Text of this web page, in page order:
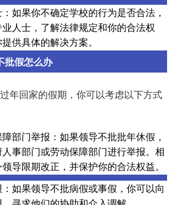
如果你不确定学校的行为是否合法，
人士，了解法律规定和你的合法权
供具体的解决方案。
批假怎么办
年回家的假期，你可以考虑以下方式
部门举报：如果领导不批批年休假，
事部门或劳动保障部门进行举报。相
导限期改正，并保护你的合法权益。
如果领导不批病假或事假，你可以向